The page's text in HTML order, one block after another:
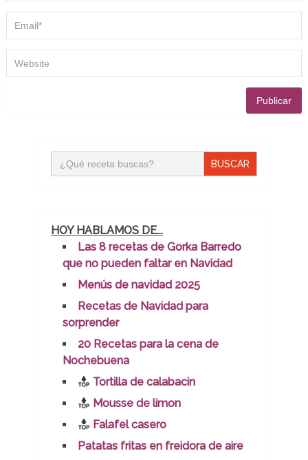
Buscar:
HOY HABLAMOS DE...
Las 8 recetas de Gorka Barredo
que no pueden faltar en Navidad
Menús de navidad 2025
Recetas de Navidad para
sorprender
20 Recetas para la cena de
Nochebuena
Tortilla de calabacin
Mousse de limon
Falafel casero
Patatas fritas en freidora de aire